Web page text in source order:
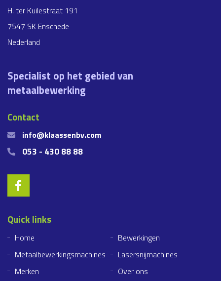
H. ter Kuilestraat 191
7547 SK Enschede
Nederland
Specialist op het gebied van
metaalbewerking
Contact
info@klaassenbv.com
053 - 430 88 88
Quick links
Home
Bewerkingen
Metaalbewerkingsmachines
Lasersnijmachines
Merken
Over ons